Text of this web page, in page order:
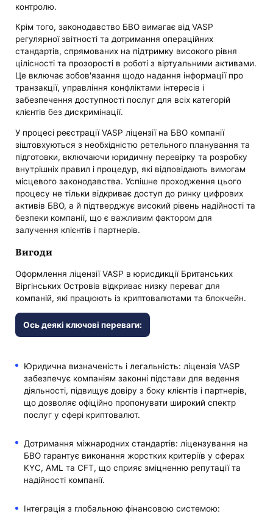
контролю.
Крім того, законодавство БВО вимагає від VASP
регулярної звітності та дотримання операційних
стандартів, спрямованих на підтримку високого рівня
цілісності та прозорості в роботі з віртуальними активами.
Це включає зобов'язання щодо надання інформації про
транзакції, управління конфліктами інтересів і
забезпечення доступності послуг для всіх категорій
клієнтів без дискримінації.
У процесі реєстрації VASP ліцензії на БВО компанії
зіштовхуються з необхідністю ретельного планування та
підготовки, включаючи юридичну перевірку та розробку
внутрішніх правил і процедур, які відповідають вимогам
місцевого законодавства. Успішне проходження цього
процесу не тільки відкриває доступ до ринку цифрових
активів БВО, а й підтверджує високий рівень надійності та
безпеки компанії, що є важливим фактором для
залучення клієнтів і партнерів.
Вигоди
Оформлення ліцензії VASP в юрисдикції Британських
Віргінських Островів відкриває низку переваг для
компаній, які працюють із криптовалютами та блокчейн.
Ось деякі ключові переваги:
Юридична визначеність і легальність: ліцензія VASP
забезпечує компаніям законні підстави для ведення
діяльності, підвищує довіру з боку клієнтів і партнерів,
що дозволяє офіційно пропонувати широкий спектр
послуг у сфері криптовалют.
Дотримання міжнародних стандартів: ліцензування на
БВО гарантує виконання жорстких критеріїв у сферах
KYC, AML та CFT, що сприяє зміцненню репутації та
надійності компанії.
Інтеграція з глобальною фінансовою системою: